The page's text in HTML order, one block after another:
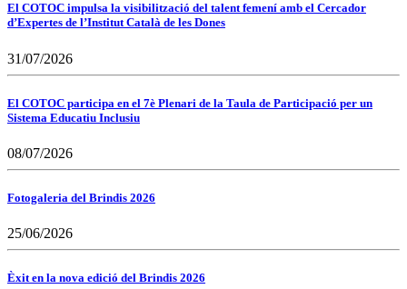
El COTOC impulsa la visibilització del talent femení amb el Cercador
d’Expertes de l’Institut Català de les Dones
31/07/2026
El COTOC participa en el 7è Plenari de la Taula de Participació per un
Sistema Educatiu Inclusiu
08/07/2026
Fotogaleria del Brindis 2026
25/06/2026
Èxit en la nova edició del Brindis 2026